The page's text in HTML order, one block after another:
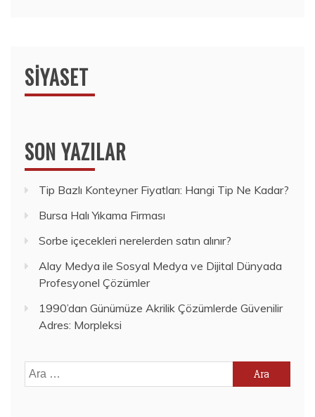
SIYASET
SON YAZILAR
Tip Bazlı Konteyner Fiyatları: Hangi Tip Ne Kadar?
Bursa Halı Yıkama Firması
Sorbe içecekleri nerelerden satın alınır?
Alay Medya ile Sosyal Medya ve Dijital Dünyada
Profesyonel Çözümler
1990’dan Günümüze Akrilik Çözümlerde Güvenilir
Adres: Morpleksi
Arama: